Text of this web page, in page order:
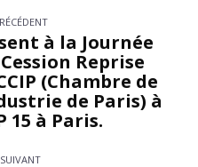
à la Journée
Reprise
(Chambre de
de Paris) à
15 à Paris.